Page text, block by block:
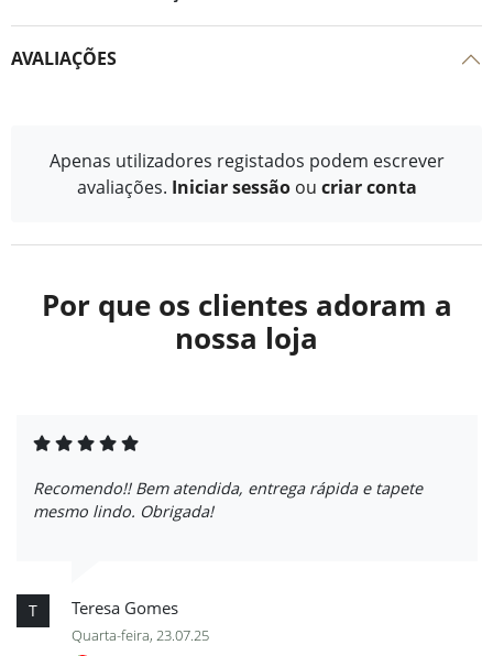
AVALIAÇÕES
Apenas utilizadores registados podem escrever
avaliações. Iniciar sessão ou criar conta
Por que os clientes adoram a
nossa loja
Recomendo!! Bem atendida, entrega rápida e tapete
mesmo lindo. Obrigada!
T Teresa Gomes
Quarta-feira, 23.07.25